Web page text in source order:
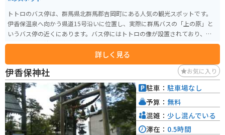
トトロのバス停は、群馬県北群馬郡吉岡町にある人気の観光スポットです。
伊香保温泉へ向かう県道15号沿いに位置し、実際に群馬バスの「上の原」と
いうバス停の近くにあります。バス停にはトトロの像が設置されており、訪
れる人々が一緒に写真を撮るための人気のフォトスポットとして知られてい
ともアクセスが良く、伊香保温泉の観光ついでに訪れることができる便利な
場所です。また、広い駐車スペースもあり、車でのアクセスも容易です。トト
ロと一緒にバスを待つようなユニークな体験ができ、子供から大人まで楽し
める場所となっています。他にも、「ハウルの動く城」に出てくるカカシの
壁画があったり「千と千尋の神隠し」の最初と最後に出てくる石の像があり
ます。ジブリ好きには嬉しいスポットになっています。
詳しく見る
伊香保神社 お気に入り
駐車： 駐車場なし
予算： 無料
混雑： 少し混んでいる
滞在： 0.5時間